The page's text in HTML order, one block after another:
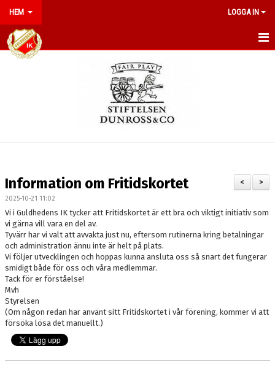
HEM LOGGA IN
HEM
BILDGALLERI
DOKUMENT
MATCHER
MEDLEMSAVGIFTER
KANSLISERVICE
>
<
Information om Fritidskortet
2025-10-21 11:02
Vi i Guldhedens IK tycker att Fritidskortet är ett bra och viktigt initiativ som
vi gärna vill vara en del av.
Tyvärr har vi valt att avvakta just nu, eftersom rutinerna kring betalningar
och administration ännu inte är helt på plats.
Vi följer utvecklingen och hoppas kunna ansluta oss så snart det fungerar
smidigt både för oss och våra medlemmar.
Tack för er förståelse!
Mvh
Styrelsen
(Om någon redan har använt sitt Fritidskortet i vår förening, kommer vi att
försöka lösa det manuellt.)